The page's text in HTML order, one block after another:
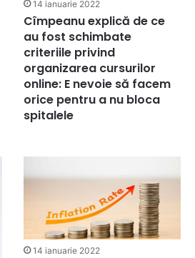
14 ianuarie 2022
Cîmpeanu explică de ce
au fost schimbate
criteriile privind
organizarea cursurilor
online: E nevoie să facem
orice pentru a nu bloca
spitalele
14 ianuarie 2022